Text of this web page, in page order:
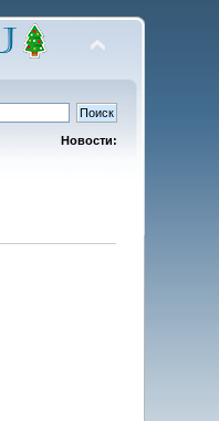
Новости: